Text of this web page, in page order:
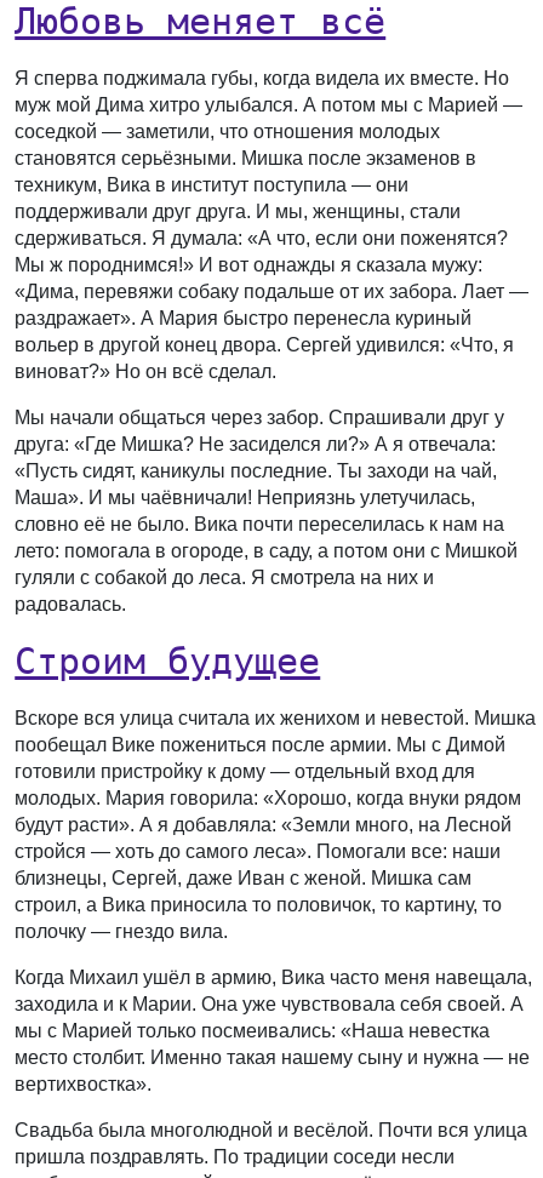
Любовь меняет всё
Я сперва поджимала губы, когда видела их вместе. Но
муж мой Дима хитро улыбался. А потом мы с Марией —
соседкой — заметили, что отношения молодых
становятся серьёзными. Мишка после экзаменов в
техникум, Вика в институт поступила — они
поддерживали друг друга. И мы, женщины, стали
сдерживаться. Я думала: «А что, если они поженятся?
Мы ж породнимся!» И вот однажды я сказала мужу:
«Дима, перевяжи собаку подальше от их забора. Лает —
раздражает». А Мария быстро перенесла куриный
вольер в другой конец двора. Сергей удивился: «Что, я
виноват?» Но он всё сделал.
Мы начали общаться через забор. Спрашивали друг у
друга: «Где Мишка? Не засиделся ли?» А я отвечала:
«Пусть сидят, каникулы последние. Ты заходи на чай,
Маша». И мы чаёвничали! Неприязнь улетучилась,
словно её не было. Вика почти переселилась к нам на
лето: помогала в огороде, в саду, а потом они с Мишкой
гуляли с собакой до леса. Я смотрела на них и
радовалась.
Строим будущее
Вскоре вся улица считала их женихом и невестой. Мишка
пообещал Вике пожениться после армии. Мы с Димой
готовили пристройку к дому — отдельный вход для
молодых. Мария говорила: «Хорошо, когда внуки рядом
будут расти». А я добавляла: «Земли много, на Лесной
стройся — хоть до самого леса». Помогали все: наши
близнецы, Сергей, даже Иван с женой. Мишка сам
строил, а Вика приносила то половичок, то картину, то
полочку — гнездо вила.
Когда Михаил ушёл в армию, Вика часто меня навещала,
заходила и к Марии. Она уже чувствовала себя своей. А
мы с Марией только посмеивались: «Наша невестка
место столбит. Именно такая нашему сыну и нужна — не
вертихвостка».
Свадьба была многолюдной и весёлой. Почти вся улица
пришла поздравлять. По традиции соседи несли